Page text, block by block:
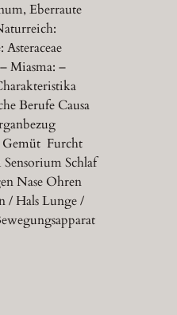
Eberraute
Miasma: –
Berufe Causa
Gemüt Furcht
Schlaf
Nase Ohren
/ Hals Lunge /